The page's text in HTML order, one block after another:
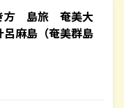
方 島旅 奄美大
麻島（奄美群島